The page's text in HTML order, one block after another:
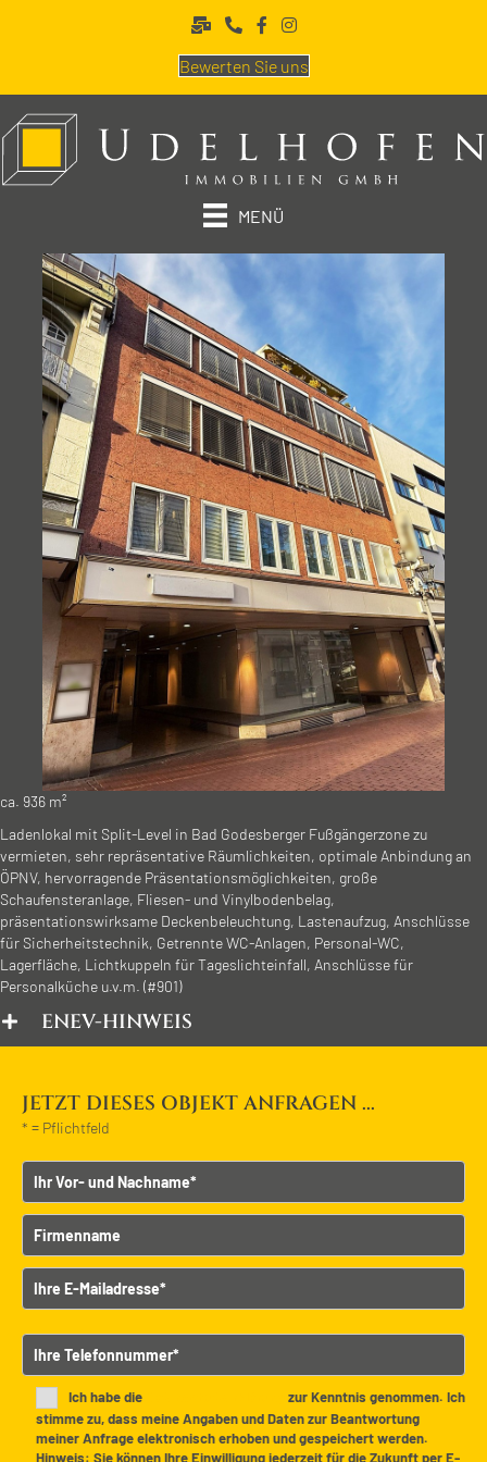
Bewerten Sie uns
MENÜ
ca. 936 m²
Ladenlokal mit Split-Level in Bad Godesberger Fußgängerzone zu
vermieten, sehr repräsentative Räumlichkeiten, optimale Anbindung an
ÖPNV, hervorragende Präsentationsmöglichkeiten, große
Schaufensteranlage, Fliesen- und Vinylbodenbelag,
präsentationswirksame Deckenbeleuchtung, Lastenaufzug, Anschlüsse
für Sicherheitstechnik, Getrennte WC-Anlagen, Personal-WC,
Lagerfläche, Lichtkuppeln für Tageslichteinfall, Anschlüsse für
Personalküche u.v.m. (#901)
ENEV-HINWEIS
JETZT DIESES OBJEKT ANFRAGEN ...
* = Pflichtfeld
Vor- und Nachname
Firmenname
E-Mailadresse
B
t
Telefonnummer
Ich habe die
zur Kenntnis genommen. Ich
stimme zu, dass meine Angaben und Daten zur Beantwortung
meiner Anfrage elektronisch erhoben und gespeichert werden.
Hinweis: Sie können Ihre Einwilligung jederzeit für die Zukunft per E-